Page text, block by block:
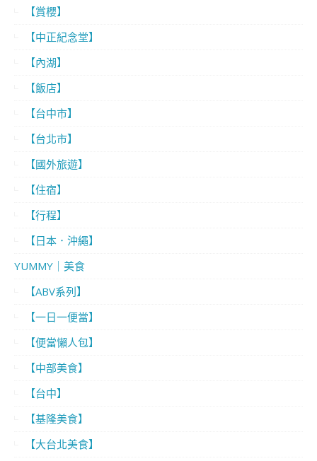
【賞櫻】
【中正紀念堂】
【內湖】
【飯店】
【台中市】
【台北市】
【國外旅遊】
【住宿】
【行程】
【日本．沖繩】
YUMMY｜美食
【ABV系列】
【一日一便當】
【便當懶人包】
【中部美食】
【台中】
【基隆美食】
【大台北美食】